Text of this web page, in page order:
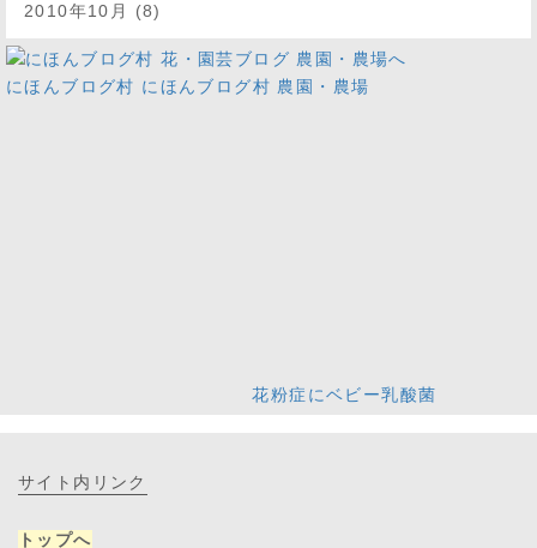
2010年10月 (8)
にほんブログ村 にほんブログ村 農園・農場
花粉症にベビー乳酸菌
サイト内リンク
トップへ